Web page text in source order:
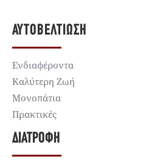
ΑΥΤΟΒΕΛΤΊΩΣΗ
Ενδιαφέροντα
Καλύτερη Ζωή
Μονοπάτια
Πρακτικές
ΔΙΑΤΡΟΦΉ